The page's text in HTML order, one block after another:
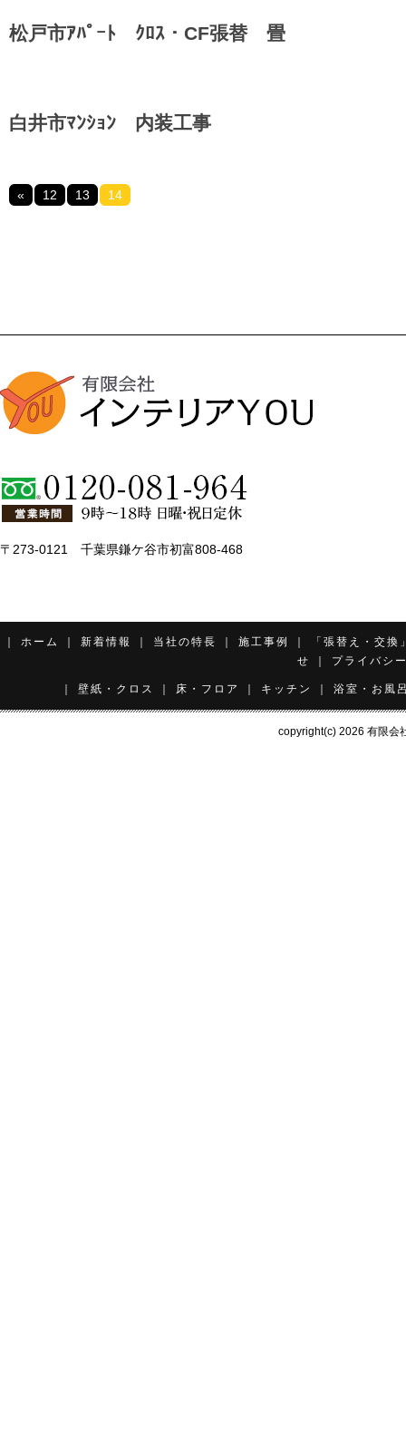
松戸市ｱﾊﾟｰﾄ ｸﾛｽ・CF張替 畳
白井市ﾏﾝｼｮﾝ 内装工事
« 12 13 14
〒273-0121 千葉県鎌ケ谷市初富808-468
ホーム 新着情報 当社の特長 施工事例
「張替え・交
せ
プライバシ
壁紙・クロス 床・フロア キッチン 浴室・お風
copyright(c) 2026 有限会